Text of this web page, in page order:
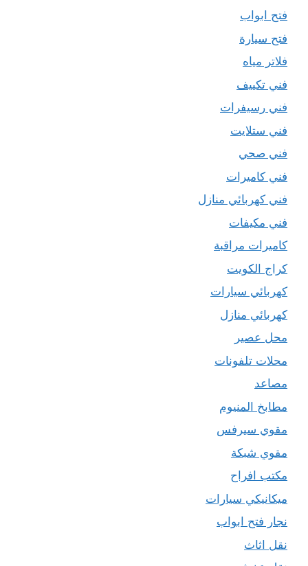
فتح ابواب
فتح سيارة
فلاتر مياه
فني تكييف
فني رسيفرات
فني ستلايت
فني صحي
فني كاميرات
فني كهربائي منازل
فني مكيفات
كاميرات مراقبة
كراج الكويت
كهربائي سيارات
كهربائي منازل
محل عصير
محلات تلفونات
مصاعد
مطابخ المنيوم
مقوي سيرفس
مقوي شبكة
مكتب افراح
ميكانيكي سيارات
نجار فتح ابواب
نقل اثاث